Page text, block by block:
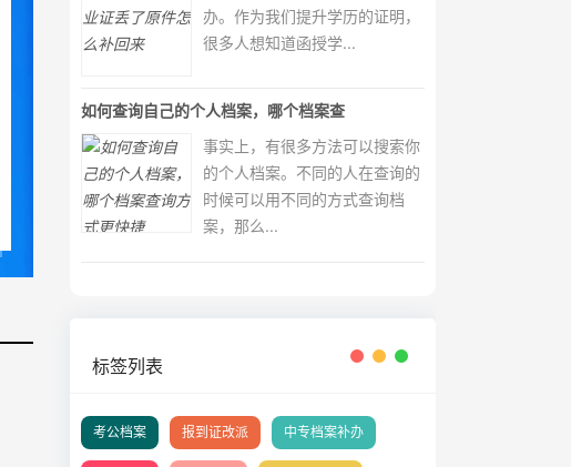
办。作为我们提升学历的证明，
很多人想知道函授学...
如何查询自己的个人档案，哪个档案查
事实上，有很多方法可以搜索你
的个人档案。不同的人在查询的
时候可以用不同的方式查询档
案，那么...
标签列表
考公档案 报到证改派 中专档案补办